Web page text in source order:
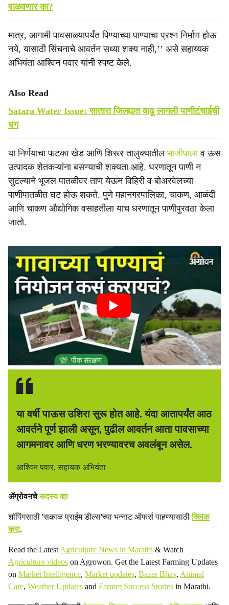
वाळवणार का?
मात्र, आगामी पावसाळ्यापर्यंत पिण्याच्या पाण्याचा प्रश्न निर्माण होऊ
नये, यासाठी सिंचनाचे आवर्तन सध्या शक्य नाही,’’ असे सहाय्यक
अभियंता आश्विन पवार यांनी स्पष्ट केले.
Also Read
Satara Water Issue: सातारा जिल्ह्यात वाढू लागली पाणीटंचाईची
धग
या निर्णयाचा फटका खेड आणि शिरूर तालुक्यातील भाजीपालाव ऊस
उत्पादक शेतकऱ्यांना बसण्याची शक्यता आहे. धरणातून पाणी न
सुटल्याने भूजल पातळीवर ताण येऊन विहिरी व बोअरवेलच्या
पाणीपातळीत घट होऊ शकते. पुणे महानगरपालिका, चाकण, आळंदी
आणि चाकण औद्योगिक वसाहतीला याच धरणातून पाणीपुरवठा केला
जातो.
या वर्षी पाऊस उशिरा सुरू होत आहे. यंदा आतापर्यंत आठ
आवर्तने पूर्ण झाली असून, पुढील आवर्तन आता पावसाच्या
आगमनावर आणि धरण भरण्यावरच अवलंबून असेल.
आश्‍विन पवार, सहायक अभियंता
ॲग्रोवनचेसदस्य व्हा
शॉपिंगसाठी 'सकाळ प्राईम डील्स'च्या भन्नाट ऑफर्स पाहण्यासाठीक्लिक
करा.
Read the Latest Agriculture News in Marathi & Watch
Agriculture videos on Agrowon. Get the Latest Farming Updates
on Market Intelligence, Market updates, Bazar Bhav, Animal
Care, Weather Updates and Farmer Success Stories in Marathi.